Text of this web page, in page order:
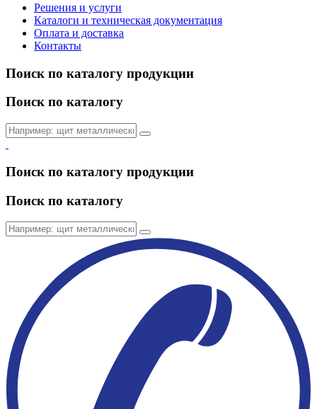
Решения и услуги
Каталоги и техническая документация
Оплата и доставка
Контакты
Поиск по каталогу продукции
Поиск по каталогу
Поиск по каталогу продукции
Поиск по каталогу